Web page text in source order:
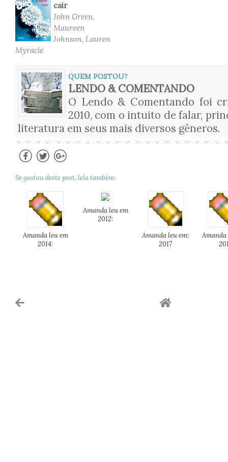
cair
John Green,
Maureen
Johnson, Lauren
Myracle
QUEM POSTOU?
LENDO & COMENTANDO
O Lendo & Comentando foi
2010, com o intuito de falar,
literatura em seus mais diversos gêneros.
Se gostou deste post, leia também:
Amanda leu em
2014:
Amanda leu em
2012:
Amanda leu em:
2017
Amanda